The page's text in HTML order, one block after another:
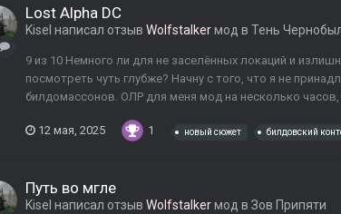
Lost Alpha DC
Kisel написал отзыв Wolfstalkerмод в Тень
9 из 10 Немного ли для не заселённых локаций и
посмотреть чуть глубже? Начну с того, что я не
билдомассонов. ОЛР для меня мод на несколько часов,
12 мая, 2025 1 новый сюжет билдовский
Путь во мгле
Kisel написал отзыв Wolfstalkerмод в Зов Припяти